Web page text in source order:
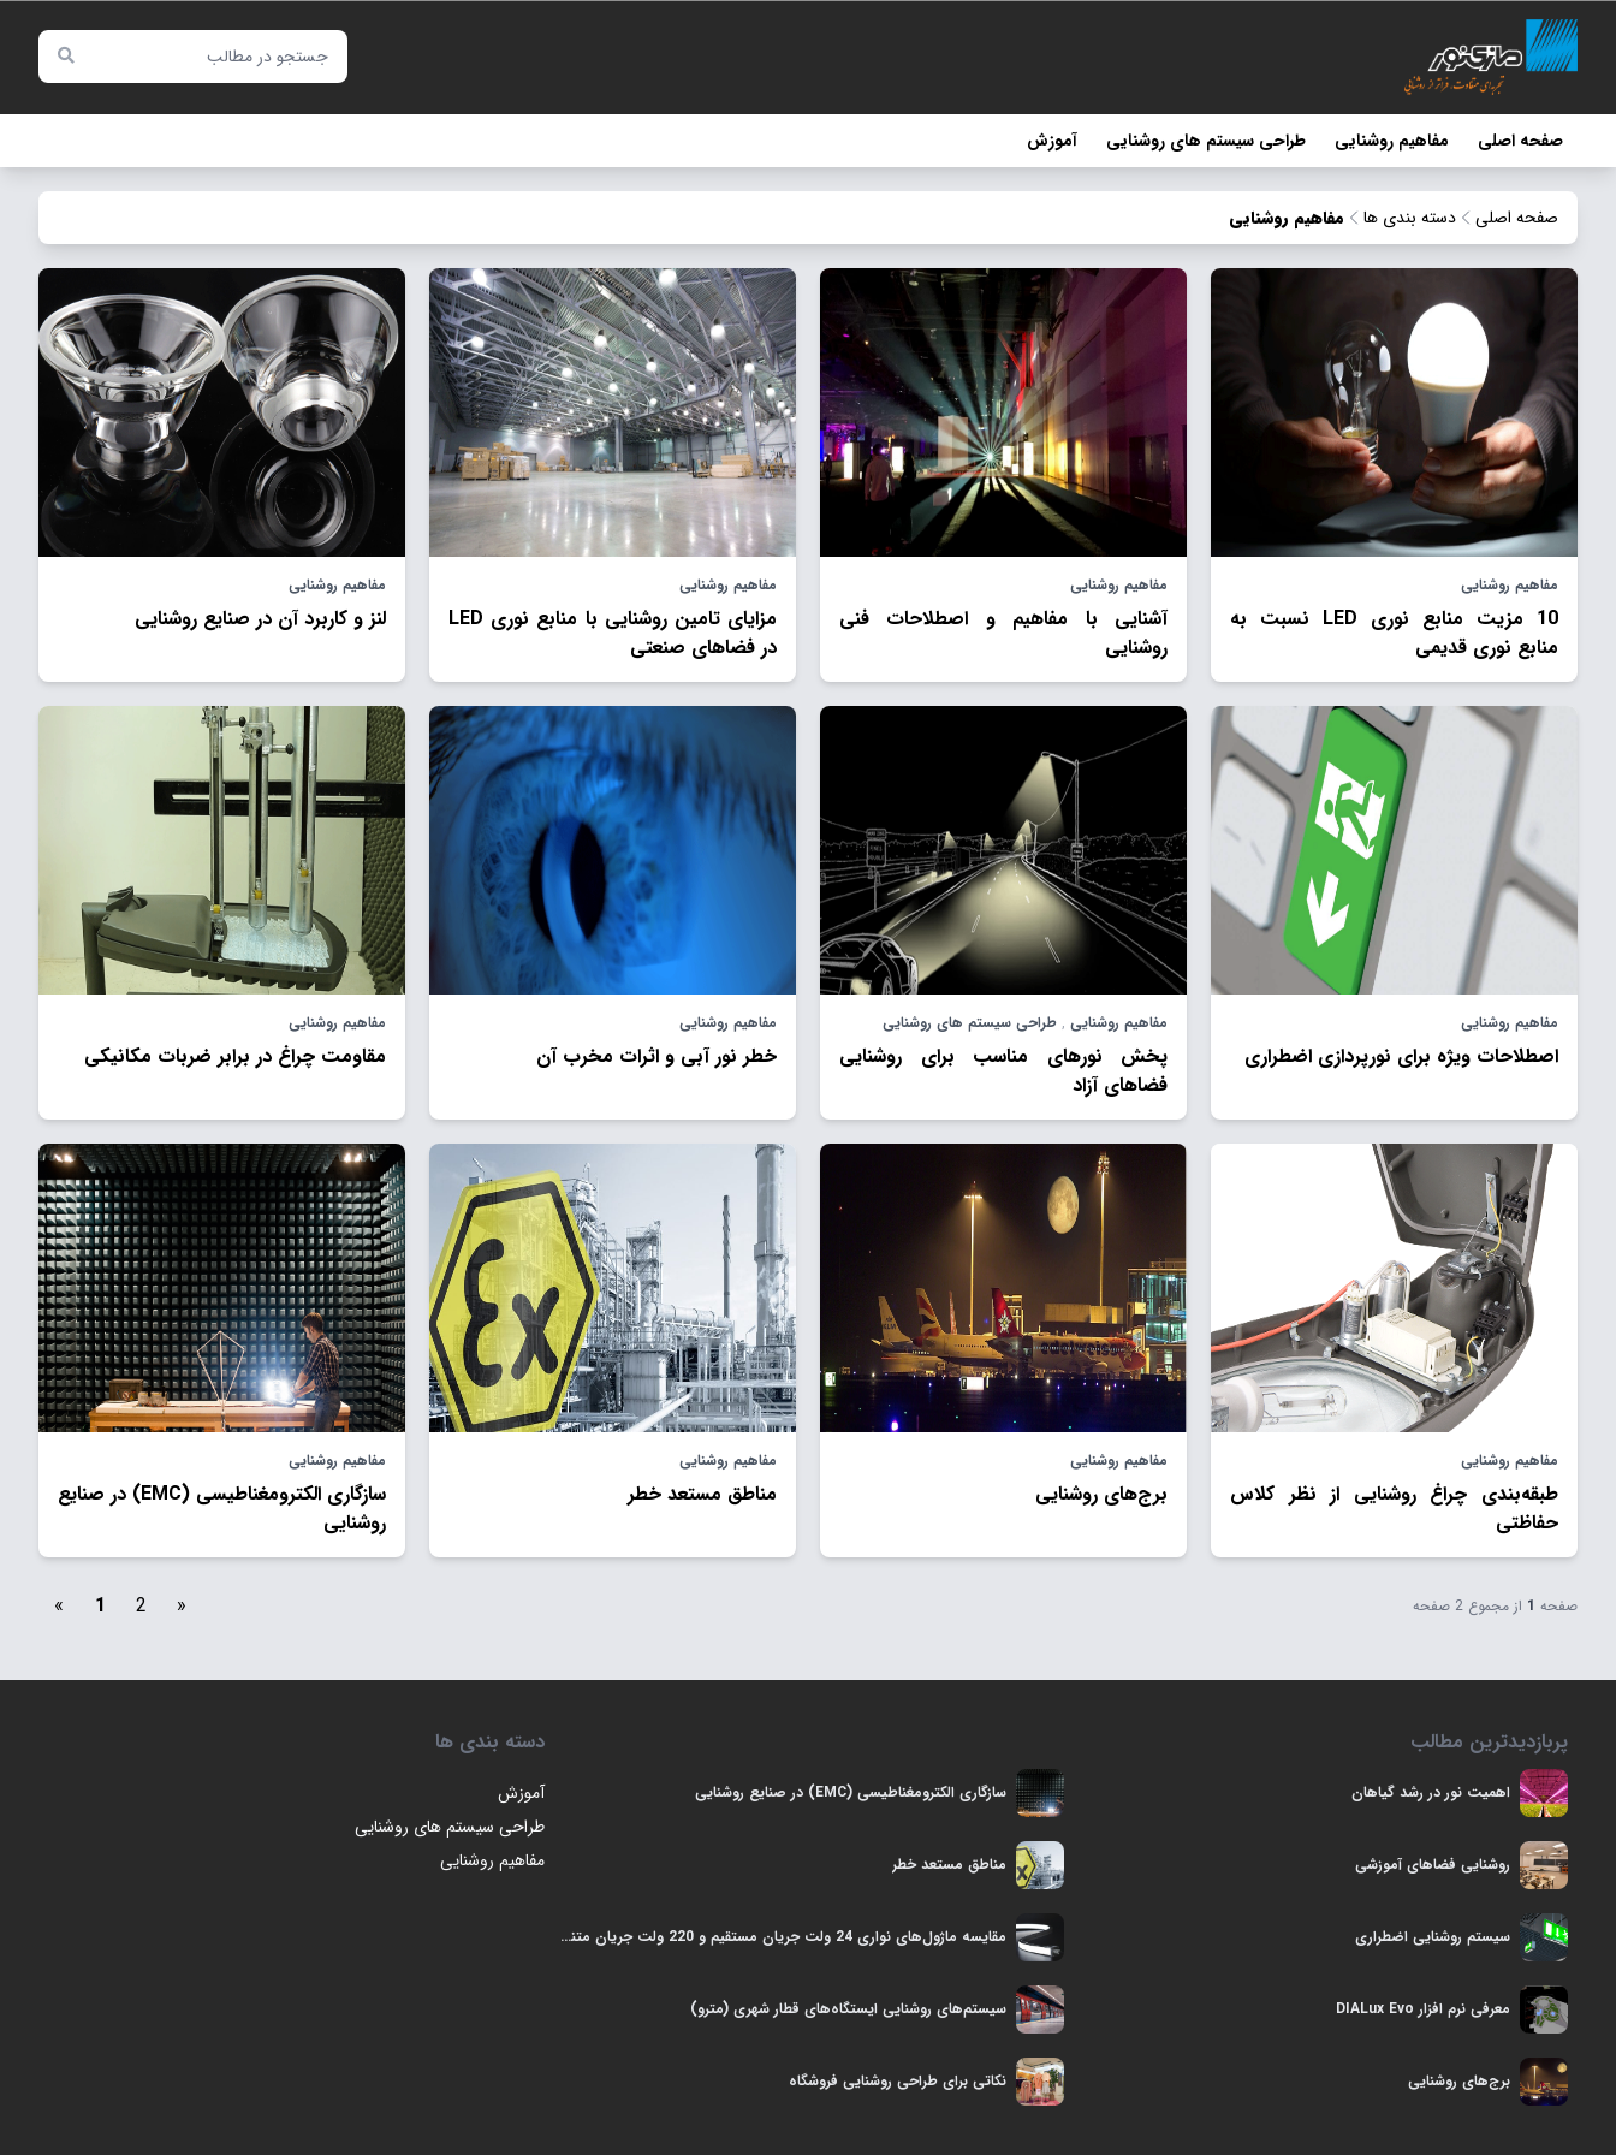
صفحه اصلی مفاهیم روشنایی طراحی سیستم های روشنایی آموزش
صفحه اصلی دسته بندی ها مفاهیم روشنایی
مفاهیم روشنایی
10 مزیت منابع نوری LED نسبت به
منابع نوری قديمی
مفاهیم روشنایی
آشنایی با مفاهیم و اصطلاحات فنی
روشنایی
مفاهیم روشنایی
مزايای تامين روشنايی با منابع نوری LED
در فضاهای صنعتی
مفاهیم روشنایی
لنز و کاربرد آن در صنایع روشنایی
مفاهیم روشنایی
اصطلاحات ويژه برای نورپردازی اضطراری
مفاهیم روشنایی , طراحی سیستم های روشنایی
پخش نورهای مناسب برای روشنایی
فضاهای آزاد
مفاهیم روشنایی
خطر نور آبی و اثرات مخرب آن
مفاهیم روشنایی
مقاومت چراغ در برابر ضربات مکانیکی
مفاهیم روشنایی
طبقه‌بندی چراغ روشنايی از نظر كلاس
حفاظتی
مفاهیم روشنایی
برج‌های روشنایی
مفاهیم روشنایی
مناطق مستعد خطر
مفاهیم روشنایی
سازگاری الکترومغناطیسی (EMC) در صنايع
روشنایی
صفحه 1 از مجموع 2 صفحه « 1 2 »
پربازدیدترین مطالب
اهمیت نور در رشد گياهان سازگاری الکترومغناطیسی (EMC) در صنايع روشنایی
روشنایی فضاهای آموزشی مناطق مستعد خطر
سیستم روشنایی اضطراری مقایسه ماژول‌های نواری 24 ولت جریان مستقیم و 220 ولت جریان متناوب
معرفی نرم افزار DIALux Evo سیستم‌های روشنایی ایستگاه‌های قطار شهری (مترو)
برج‌های روشنایی نکاتی برای طراحی روشنایی فروشگاه
دسته بندی ها
آموزش
طراحی سیستم های روشنایی
مفاهیم روشنایی